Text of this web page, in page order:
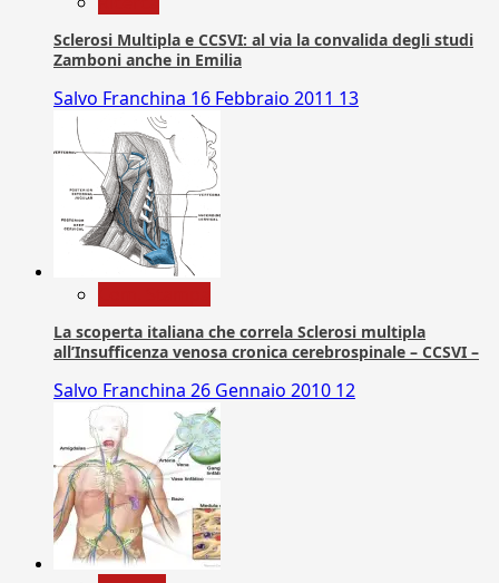
Sclerosi Multipla e CCSVI: al via la convalida degli studi
Zamboni anche in Emilia
Salvo Franchina 16 Febbraio 2011 13
La scoperta italiana che correla Sclerosi multipla
all’Insufficenza venosa cronica cerebrospinale – CCSVI –
Salvo Franchina 26 Gennaio 2010 12